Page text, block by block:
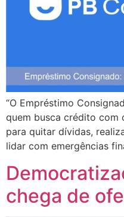
“O Empréstimo
quem busca crédito com
para quitar dívidas,
lidar com emergências
chega de